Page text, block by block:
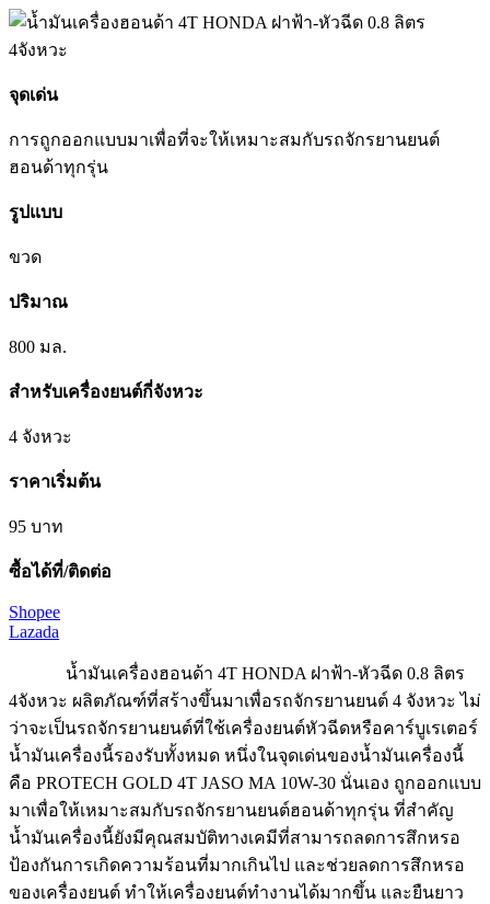
จุดเด่น
การถูกออกแบบมาเพื่อที่จะให้เหมาะสมกับรถจักรยานยนต์
ฮอนด้าทุกรุ่น
รูปแบบ
ขวด
ปริมาณ
800 มล.
สำหรับเครื่องยนต์กี่จังหวะ
4 จังหวะ
ราคาเริ่มต้น
95 บาท
ซื้อได้ที่/ติดต่อ
Shopee
Lazada
น้ำมันเครื่องฮอนด้า 4T HONDA ฝาฟ้า-หัวฉีด 0.8 ลิตร
4จังหวะ ผลิตภัณฑ์ที่สร้างขึ้นมาเพื่อรถจักรยานยนต์ 4 จังหวะ ไม่
ว่าจะเป็นรถจักรยานยนต์ที่ใช้เครื่องยนต์หัวฉีดหรือคาร์บูเรเตอร์
น้ำมันเครื่องนี้รองรับทั้งหมด หนึ่งในจุดเด่นของน้ำมันเครื่องนี้
คือ PROTECH GOLD 4T JASO MA 10W-30 นั่นเอง ถูกออกแบบ
มาเพื่อให้เหมาะสมกับรถจักรยานยนต์ฮอนด้าทุกรุ่น ที่สำคัญ
น้ำมันเครื่องนี้ยังมีคุณสมบัติทางเคมีที่สามารถลดการสึกหรอ
ป้องกันการเกิดความร้อนที่มากเกินไป และช่วยลดการสึกหรอ
ของเครื่องยนต์ ทำให้เครื่องยนต์ทำงานได้มากขึ้น และยืนยาว